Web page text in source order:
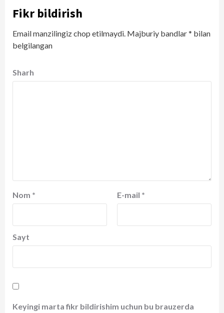
Fikr bildirish
Email manzilingiz chop etilmaydi. Majburiy bandlar* bilan
belgilangan
Sharh
Nom * E-mail *
Sayt
Keyingi marta fikr bildirishim uchun bu brauzerda